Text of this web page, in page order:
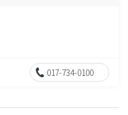
017-734-0100